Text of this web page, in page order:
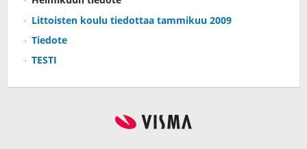
Littoisten koulu tiedottaa tammikuu 2009
Tiedote
TESTI